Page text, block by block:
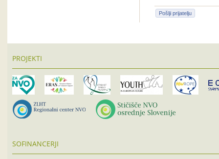
Pošlji prijatelju
PROJEKTI
SOFINANCERJI